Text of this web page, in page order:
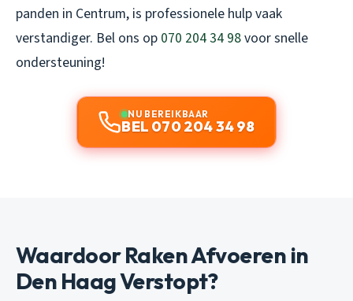
panden in Centrum, is professionele hulp vaak
verstandiger. Bel ons op 070 204 34 98voor snelle
ondersteuning!
NU BEREIKBAAR
BEL 070 204 34 98
Waardoor Raken Afvoeren in
Den Haag Verstopt?